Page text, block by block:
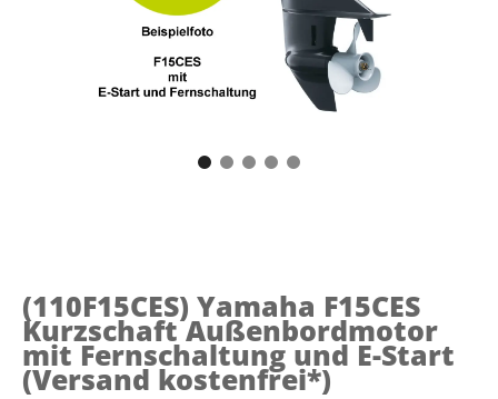
(110F15CES) Yamaha F15CES
Kurzschaft Außenbordmotor
mit Fernschaltung und E-Start
(Versand kostenfrei*)